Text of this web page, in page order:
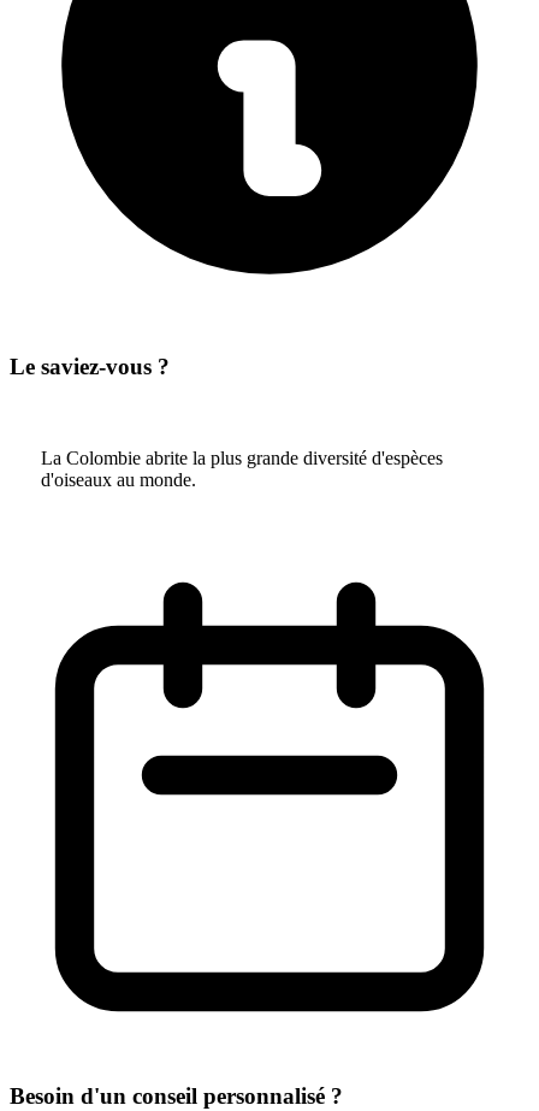
Le saviez-vous ?
La Colombie abrite la plus grande diversité d'espèces
d'oiseaux au monde.
Besoin d'un conseil personnalisé ?